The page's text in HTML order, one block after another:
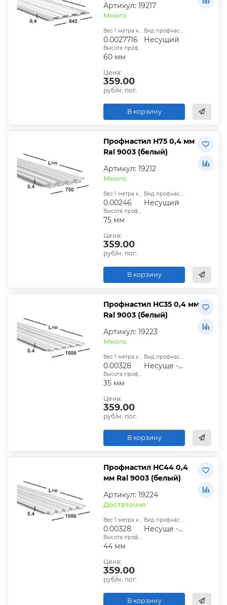
Артикул: 19217
Много
Вес 1 метра квадратного, т:
0.0027716
Вид профнастила:
Несущий
Высота профиля:
60 мм
Цена:
359.00
руб/м. пог.
В корзину
Профнастил Н75 0,4 мм
Ral 9003 (белый)
Артикул: 19212
Много
Вес 1 метра квадратного, т:
0.00246
Вид профнастила:
Несущий
Высота профиля:
75 мм
Цена:
359.00
руб/м. пог.
В корзину
Профнастил НС35 0,4 мм
Ral 9003 (белый)
Артикул: 19223
Много
Вес 1 метра квадратного, т:
0.00328
Вид профнастила:
Несуще - стеновой
Высота профиля:
35 мм
Цена:
359.00
руб/м. пог.
В корзину
Профнастил НС44 0,4
мм Ral 9003 (белый)
Артикул: 19224
Достаточно
Вес 1 метра квадратного, т:
0.00328
Вид профнастила:
Несуще - стеновой
Высота профиля:
44 мм
Цена:
359.00
руб/м. пог.
В корзину